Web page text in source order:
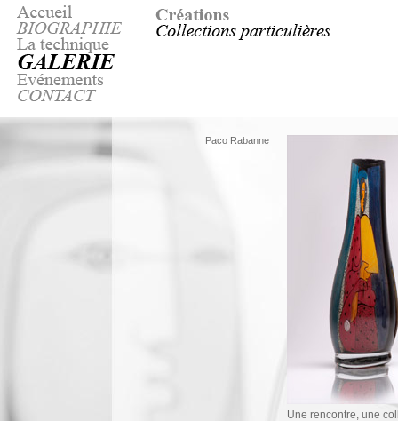
Paco Rabanne
Une rencontre, une